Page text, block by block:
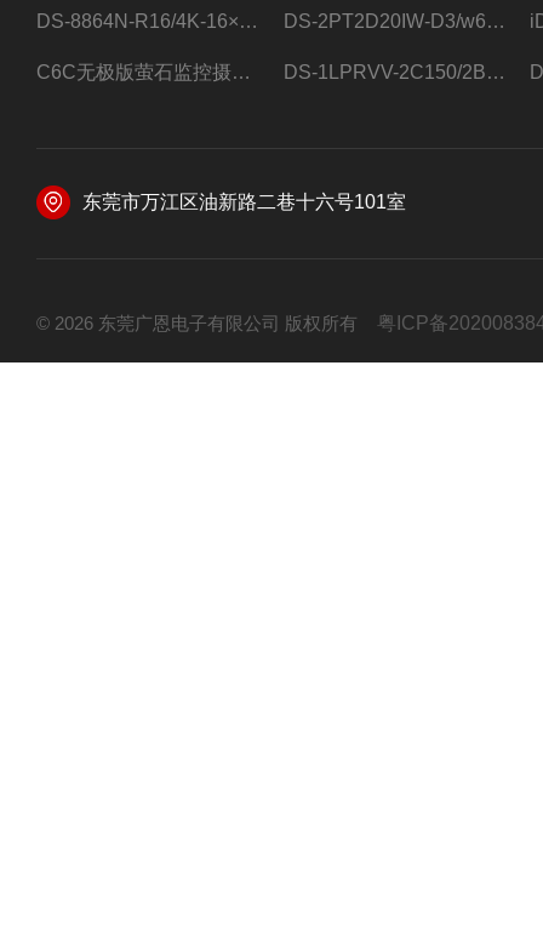
DS-8864N-R16/4K-16×4T/希捷16盘位录像机 DS-2PT2D20IW-D3/w64路高清硬盘录像机
C6C无极版萤石监控摄像头 DS-1LPRVV-2C150/2B监控室外夜视高清电源线护套线200米/卷
东莞市万江区油新路二巷十六号101室
© 2026 东莞广恩电子有限公司 版权所有 粤ICP备